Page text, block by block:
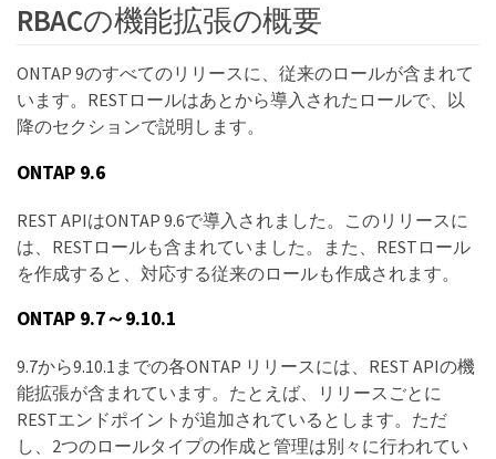
RBACの機能拡張の概要
ONTAP 9のすべてのリリースに、従来のロールが含まれて
います。RESTロールはあとから導入されたロールで、以
降のセクションで説明します。
ONTAP 9.6
REST APIはONTAP 9.6で導入されました。このリリースに
は、RESTロールも含まれていました。また、RESTロール
を作成すると、対応する従来のロールも作成されます。
ONTAP 9.7～9.10.1
9.7から9.10.1までの各ONTAP リリースには、REST APIの機
能拡張が含まれています。たとえば、リリースごとに
RESTエンドポイントが追加されているとします。ただ
し、2つのロールタイプの作成と管理は別々に行われてい